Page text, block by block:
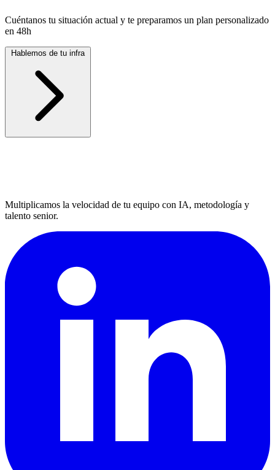
Cuéntanos tu situación actual y te preparamos un plan personalizado
en 48h
Multiplicamos la velocidad de tu equipo con IA, metodología y
talento senior.